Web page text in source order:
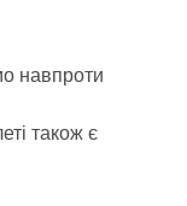
навпроти
також є